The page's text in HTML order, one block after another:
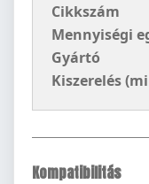
Cikkszám
Mennyiségi
Gyártó
Kiszerelés
Kompatibilitás